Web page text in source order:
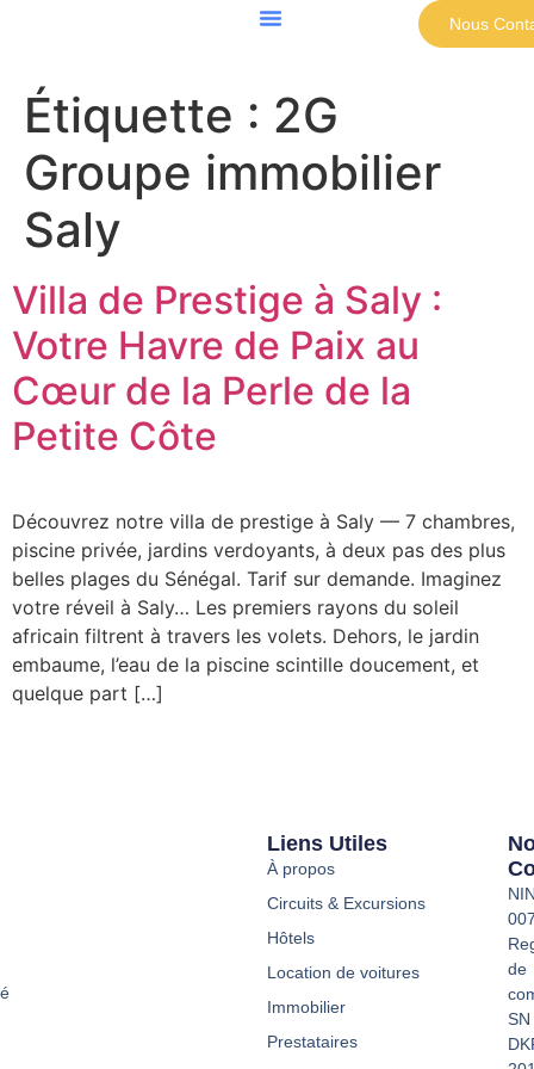
Nous
Étiquette : 2G
Groupe immobilier
Saly
Villa de Prestige à Saly :
Votre Havre de Paix au
Cœur de la Perle de la
Petite Côte
Découvrez notre villa de prestige à Saly — 7 chambres,
piscine privée, jardins verdoyants, à deux pas des plus
belles plages du Sénégal. Tarif sur demande. Imaginez
votre réveil à Saly… Les premiers rayons du soleil
africain filtrent à travers les volets. Dehors, le jardin
embaume, l’eau de la piscine scintille doucement, et
quelque part […]
Liens Utiles
À propos
Circuits & Excursions
Hôtels
Location de voitures
Immobilier
Prestataires
de
SN